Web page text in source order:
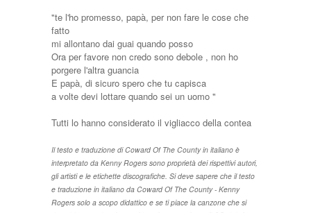
"te l'ho promesso, papà, per non fare le cose che
fatto
mi allontano dai guai quando posso
Ora per favore non credo sono debole , non ho
porgere l'altra guancia
E papà, di sicuro spero che tu capisca
a volte devi lottare quando sei un uomo "
Tutti lo hanno considerato il vigliacco della contea
Il testo e traduzione di Coward Of The County in italiano è
interpretato da Kenny Rogers sono proprietà dei rispettivi autori,
gli artisti e le etichette discografiche. Si deve sapere che il testo
e traduzione in italiano da Coward Of The County - Kenny
Rogers solo a scopo didattico e se ti piace la canzone che si